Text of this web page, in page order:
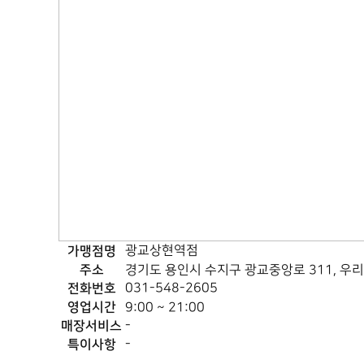
가맹점명 광교상현역점
주소 경기도 용인시 수지구 광교중앙로 311, 우
전화번호 031-548-2605
영업시간 9:00 ~ 21:00
매장서비스 -
특이사항 -